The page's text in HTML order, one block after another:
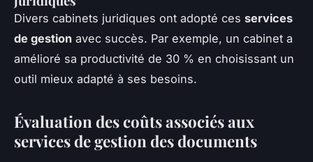
Divers cabinets juridiques ont adopté ces services
de gestion avec succès. Par exemple, un cabinet a
amélioré sa productivité de 30 % en choisissant un
outil mieux adapté à ses besoins.
Évaluation des coûts associés aux
services de gestion des documents